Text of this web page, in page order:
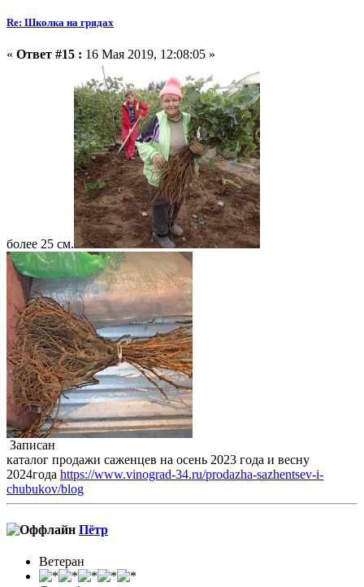
Re: Школка на грядах
« Ответ #15 : 16 Мая 2019, 12:08:05 »
более 25 см.
Записан
каталог продажи саженцев на осень 2023 года и весну
2024года https://www.vinograd-34.ru/prodazha-sazhentsev-i-
chubukov/blog
Пётр
Ветеран